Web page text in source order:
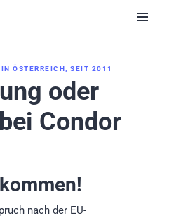
ÖSTERREICH, SEIT 2011
oder
Condor
nach der EU-